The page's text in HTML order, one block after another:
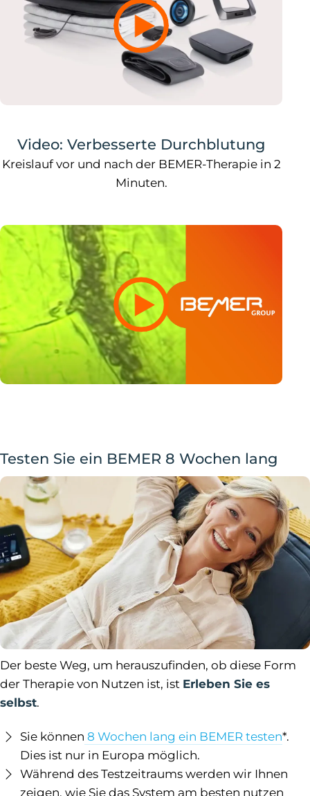
Video: Verbesserte Durchblutung
Kreislauf vor und nach der BEMER-Therapie in 2
Minuten.
Testen Sie ein BEMER 8 Wochen lang
Der beste Weg, um herauszufinden, ob diese Form
der Therapie von Nutzen ist, ist Erleben Sie es
selbst.
Sie können 8 Wochen lang ein BEMER testen*.
Dies ist nur in Europa möglich.
Während des Testzeitraums werden wir Ihnen
zeigen, wie Sie das System am besten nutzen